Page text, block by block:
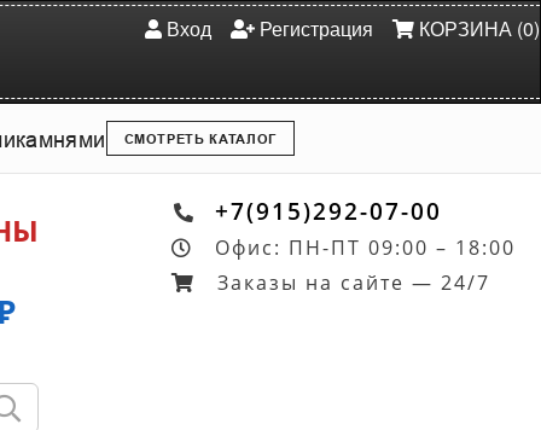
Вход Регистрация КОРЗИНА (0)
камнями СМОТРЕТЬ КАТАЛОГ
+7(915)292-07-00
Офис: ПН-ПТ 09:00 – 18:00
Заказы на сайте — 24/7